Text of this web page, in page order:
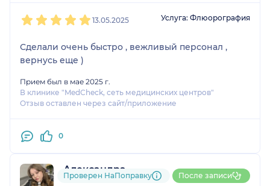
13.05.2025 Услуга: Флюорография
Сделали очень быстро , вежливый персонал ,
вернусь еще )
Прием был в мае 2025 г.
В клинике "MedCheck, сеть медицинских центров"
Отзыв оставлен через сайт/приложение
0
Александра
1 отзыв
Проверен НаПоправку После записи